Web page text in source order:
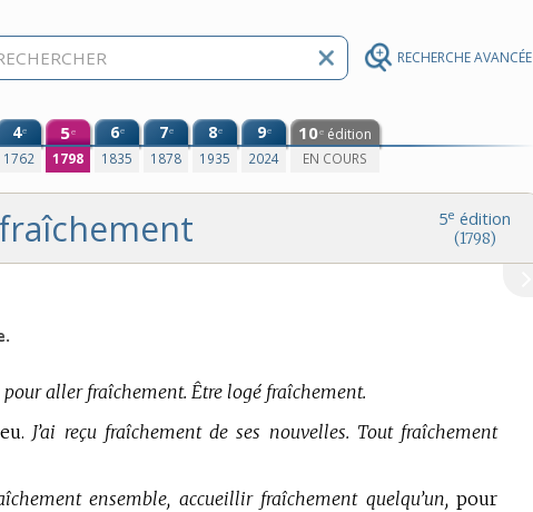
RECHERCHE AVANCÉE
4e
1762
5e
1798
6e
1835
7e
1878
8e
1935
9e
2024
10e édition
EN COURS
5e édition
(1798)
fraîchement
aller fraîchement. Être logé fraîchement.
J’ai reçu fraîchement de ses nouvelles. Tout fraîchement
ensemble, accueillir fraîchement quelqu’un,pour